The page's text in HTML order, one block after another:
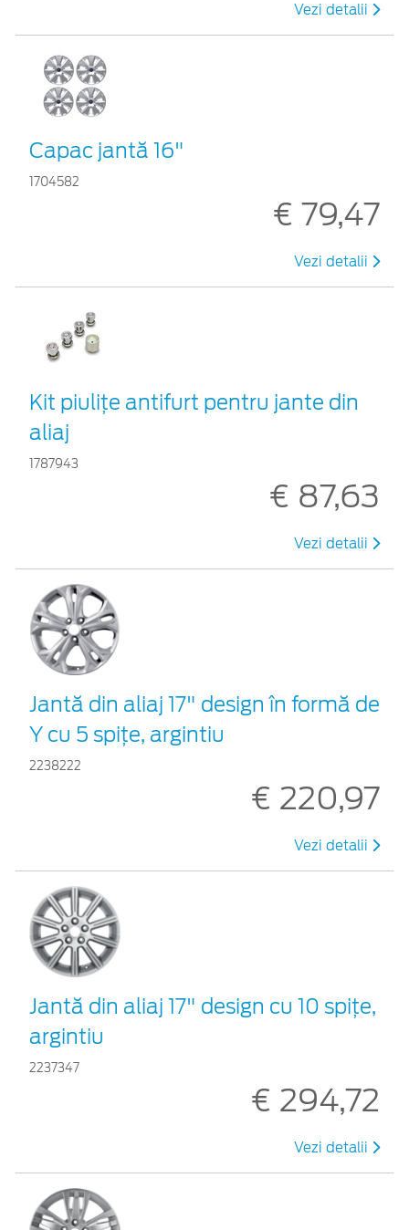
Vezi detalii
Capac jantă 16"
1704582
€ 79,47
Vezi detalii
Kit piuliţe antifurt pentru jante din
aliaj
1787943
€ 87,63
Vezi detalii
Jantă din aliaj 17" design în formă de
Y cu 5 spiţe, argintiu
2238222
€ 220,97
Vezi detalii
Jantă din aliaj 17" design cu 10 spiţe,
argintiu
2237347
€ 294,72
Vezi detalii